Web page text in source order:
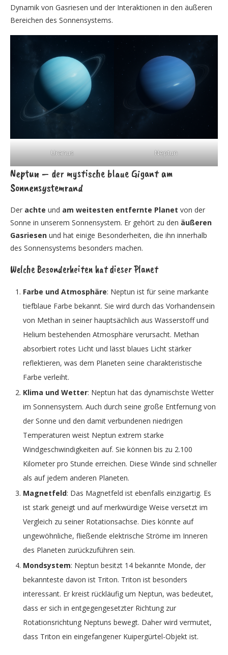
Dynamik von Gasriesen und der Interaktionen in den äußeren
Bereichen des Sonnensystems.
Uranus Neptun
Neptun – der mystische blaue Gigant am
Sonnensystemrand
Der achte und am weitesten entfernte Planet von der
Sonne in unserem Sonnensystem. Er gehört zu den äußeren
Gasriesen und hat einige Besonderheiten, die ihn innerhalb
des Sonnensystems besonders machen.
Welche Besonderheiten hat dieser Planet
Farbe und Atmosphäre: Neptun ist für seine markante
tiefblaue Farbe bekannt. Sie wird durch das Vorhandensein
von Methan in seiner hauptsächlich aus Wasserstoff und
Helium bestehenden Atmosphäre verursacht. Methan
absorbiert rotes Licht und lässt blaues Licht stärker
reflektieren, was dem Planeten seine charakteristische
Farbe verleiht.
Klima und Wetter: Neptun hat das dynamischste Wetter
im Sonnensystem. Auch durch seine große Entfernung von
der Sonne und den damit verbundenen niedrigen
Temperaturen weist Neptun extrem starke
Windgeschwindigkeiten auf. Sie können bis zu 2.100
Kilometer pro Stunde erreichen. Diese Winde sind schneller
als auf jedem anderen Planeten.
Magnetfeld: Das Magnetfeld ist ebenfalls einzigartig. Es
ist stark geneigt und auf merkwürdige Weise versetzt im
Vergleich zu seiner Rotationsachse. Dies könnte auf
ungewöhnliche, fließende elektrische Ströme im Inneren
des Planeten zurückzuführen sein.
Mondsystem: Neptun besitzt 14 bekannte Monde, der
bekannteste davon ist Triton. Triton ist besonders
interessant. Er kreist rückläufig um Neptun, was bedeutet,
dass er sich in entgegengesetzter Richtung zur
Rotationsrichtung Neptuns bewegt. Daher wird vermutet,
dass Triton ein eingefangener Kuipergürtel-Objekt ist.